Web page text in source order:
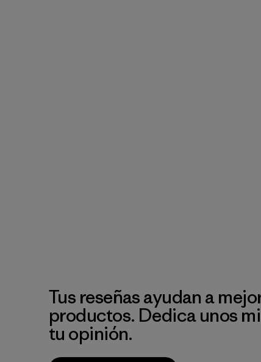
Tus reseñas ayudan a
productos. Dedica unos
tu opinión.